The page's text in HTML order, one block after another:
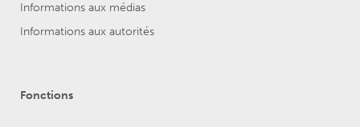
Informations aux médias
Informations aux autorités
Fonctions